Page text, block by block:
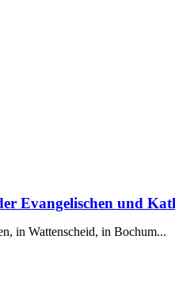
Evangelischen und
in Wattenscheid, in Bochum...